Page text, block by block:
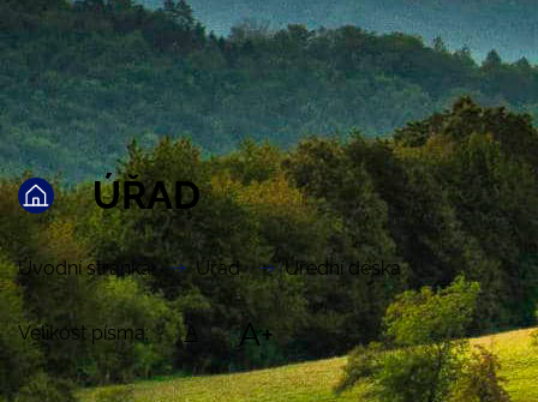
ÚŘAD
Úvodní stránka Úřad Úřední deska
Velikost písma: A A+